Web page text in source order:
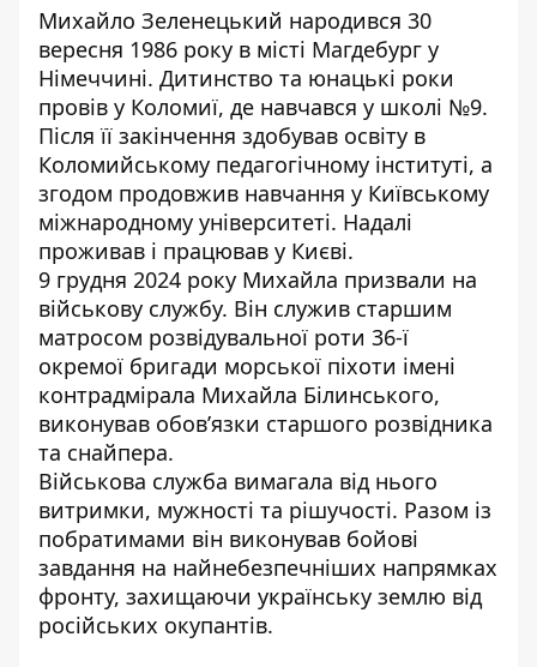
Михайло Зеленецький народився 30
вересня 1986 року в місті Магдебург у
Німеччині. Дитинство та юнацькі роки
провів у Коломиї, де навчався у школі №9.
Після її закінчення здобував освіту в
Коломийському педагогічному інституті, а
згодом продовжив навчання у Київському
міжнародному університеті. Надалі
проживав і працював у Києві.
9 грудня 2024 року Михайла призвали на
військову службу. Він служив старшим
матросом розвідувальної роти 36-ї
окремої бригади морської піхоти імені
контрадмірала Михайла Білинського,
виконував обов’язки старшого розвідника
та снайпера.
Військова служба вимагала від нього
витримки, мужності та рішучості. Разом із
побратимами він виконував бойові
завдання на найнебезпечніших напрямках
фронту, захищаючи українську землю від
російських окупантів.